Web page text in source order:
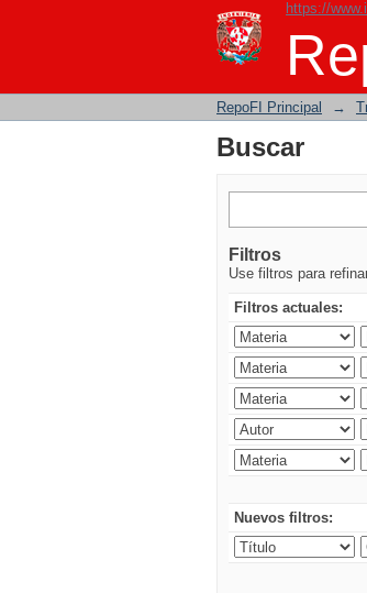
https://
Buscar
RepoFI Principal →
Buscar
Filtros
Use filtros para
Filtros actuales:
Nuevos filtros: